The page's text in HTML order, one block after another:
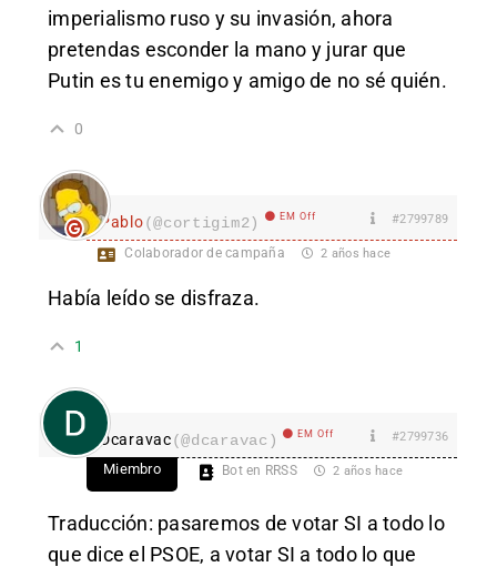
imperialismo ruso y su invasión, ahora
pretendas esconder la mano y jurar que
Putin es tu enemigo y amigo de no sé quién.
0
Pablo(@cortigim2) EM Off #2799789
Colaborador de campaña 2 años hace
Había leído se disfraza.
1
Dcaravac(@dcaravac) EM Off #2799736
Miembro Bot en RRSS 2 años hace
Traducción: pasaremos de votar SI a todo lo
que dice el PSOE, a votar SI a todo lo que